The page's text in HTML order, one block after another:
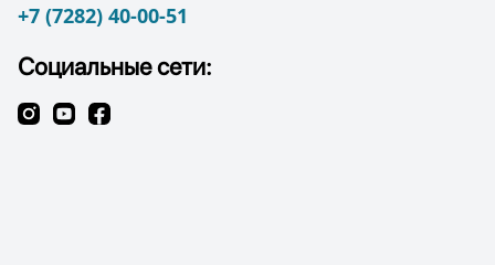
+7 (7282) 40-00-51
Социальные сети: